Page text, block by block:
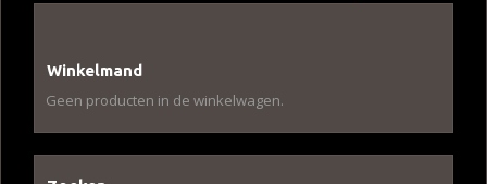
Winkelmand
Geen producten in de winkelwagen.